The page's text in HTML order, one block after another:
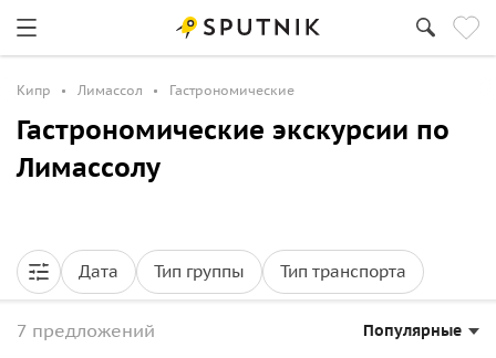
Кипр Лимассол Гастрономические
Гастрономические экскурсии по
Лимассолу
Дата Тип группы Тип транспорта
7 предложений Популярные